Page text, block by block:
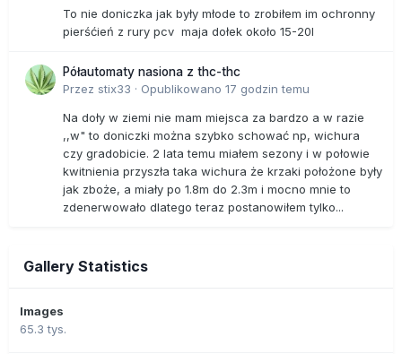
To nie doniczka jak były młode to zrobiłem im ochronny
pierśćień z rury pcv maja dołek około 15-20l
Półautomaty nasiona z thc-thc
Przez stix33 · Opublikowano 17 godzin temu
Na doły w ziemi nie mam miejsca za bardzo a w razie
,,w" to doniczki można szybko schować np, wichura
czy gradobicie. 2 lata temu miałem sezony i w połowie
kwitnienia przyszła taka wichura że krzaki położone były
jak zboże, a miały po 1.8m do 2.3m i mocno mnie to
zdenerwowało dlatego teraz postanowiłem tylko...
Gallery Statistics
Images
65.3 tys.